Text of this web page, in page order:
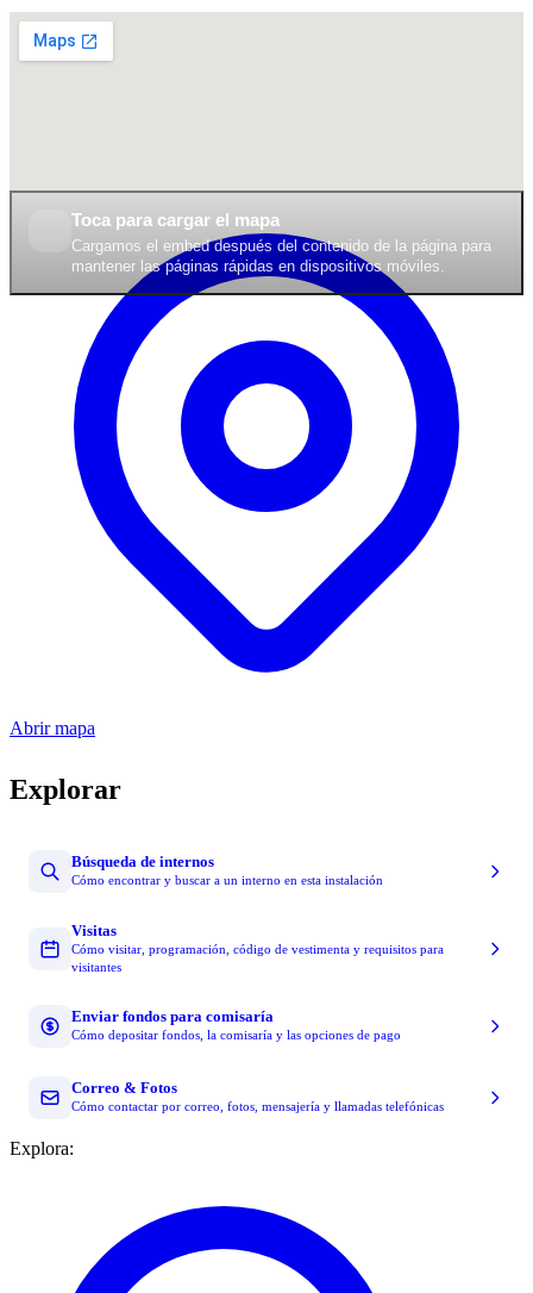
Toca para cargar el mapa
Cargamos el embed después del contenido de la página para
mantener las páginas rápidas en dispositivos móviles.
Abrir mapa
Explorar
Búsqueda de internos
Cómo encontrar y buscar a un interno en esta instalación
Visitas
Cómo visitar, programación, código de vestimenta y requisitos para
visitantes
Enviar fondos para comisaría
Cómo depositar fondos, la comisaría y las opciones de pago
Correo & Fotos
Cómo contactar por correo, fotos, mensajería y llamadas telefónicas
Explora: